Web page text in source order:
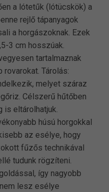
a lótetűk (lótücskök) a
rejlő tápanyagok
a horgászoknak. Ezek
3 cm hosszúak.
tartalmaznak
Tárolás:
melyet száraz
Célszerű hűtőben
is eltárolhatjuk.
húsú horgokkal
az esélye, hogy
fűzős technikával
tudunk rögzíteni.
így nagyobb
lesz esélye